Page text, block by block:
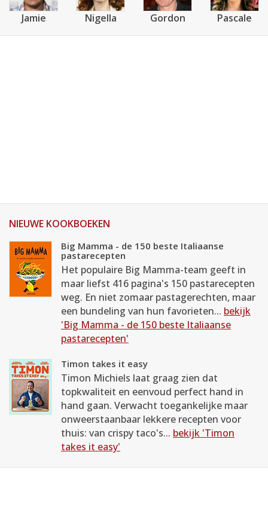
Jamie Nigella Gordon Pascale
NIEUWE KOOKBOEKEN
Big Mamma - de 150 beste Italiaanse
pastarecepten
Het populaire Big Mamma-team geeft in
maar liefst 416 pagina's 150 pastarecepten
weg. En niet zomaar pastagerechten, maar
een bundeling van hun favorieten... bekijk
'Big Mamma - de 150 beste Italiaanse
pastarecepten'
Timon takes it easy
Timon Michiels laat graag zien dat
topkwaliteit en eenvoud perfect hand in
hand gaan. Verwacht toegankelijke maar
onweerstaanbaar lekkere recepten voor
thuis: van crispy taco's... bekijk 'Timon
takes it easy'